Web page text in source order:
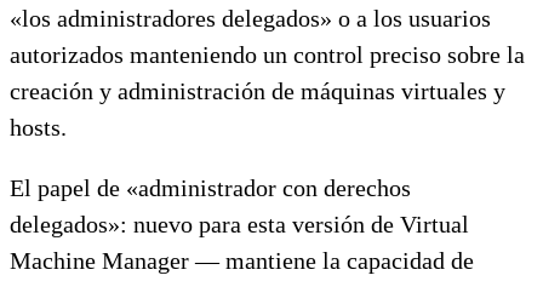
«los administradores delegados» o a los usuarios
autorizados manteniendo un control preciso sobre la
creación y administración de máquinas virtuales y
hosts.
El papel de «administrador con derechos
delegados»: nuevo para esta versión de Virtual
Machine Manager — mantiene la capacidad de